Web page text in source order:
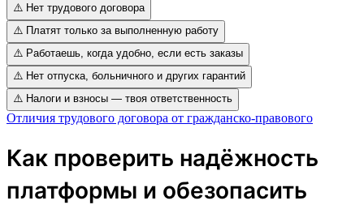
⚠️ Нет трудового договора
⚠️ Платят только за выполненную работу
⚠️ Работаешь, когда удобно, если есть заказы
⚠️ Нет отпуска, больничного и других гарантий
⚠️ Налоги и взносы — твоя ответственность
Отличия трудового договора от гражданско-правового
Как проверить надёжность
платформы и обезопасить